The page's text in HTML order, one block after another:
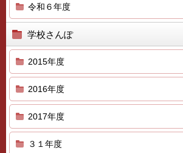
令和６年度
学校さんぽ
2015年度
2016年度
2017年度
３１年度